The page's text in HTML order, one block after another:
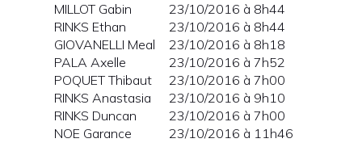
MILLOT Gabin
23/10/2016 à 8h44
RINKS Ethan
23/10/2016 à 8h44
GIOVANELLI Meal
23/10/2016 à 8h18
PALA Axelle
23/10/2016 à 7h52
POQUET Thibaut
23/10/2016 à 7h00
RINKS Anastasia
23/10/2016 à 9h10
RINKS Duncan
23/10/2016 à 7h00
NOE Garance
23/10/2016 à 11h46